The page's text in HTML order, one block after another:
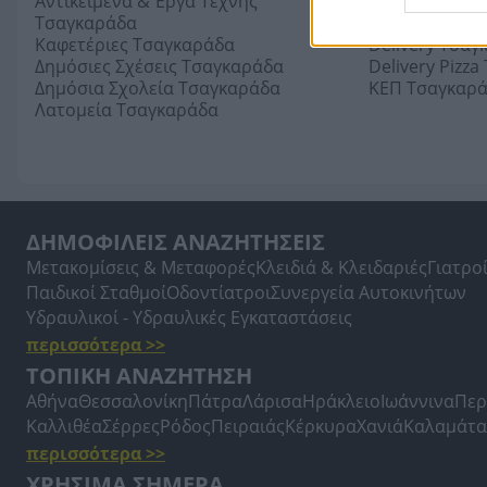
Τσαγκαράδα
Καφετέριες Τσαγκαράδα
Δημόσιες Σχέσεις Τσαγκαράδα
Δημόσια Σχολεία Τσαγκαράδα
Λατομεία Τσαγκαράδα
Delivery
Delivery
ΚΕΠ
ΔΗΜΟΦΙΛΕΙΣ ΑΝΑΖΗΤΗΣΕΙΣ
Μετακομίσεις & ΜεταφορέςΚλειδιά & ΚλειδαριέςΓιατροί
Παιδικοί ΣταθμοίΟδοντίατροιΣυνεργεία Αυτοκινήτων
Υδραυλικοί - Υδραυλικές Εγκαταστάσεις
περισσότερα >>
ΤΟΠΙΚΗ ΑΝΑΖΗΤΗΣΗ
ΑθήναΘεσσαλονίκηΠάτραΛάρισαΗράκλειοΙωάννινα
ΚαλλιθέαΣέρρεςΡόδοςΠειραιάςΚέρκυραΧανιάΚαλαμάτα
περισσότερα >>